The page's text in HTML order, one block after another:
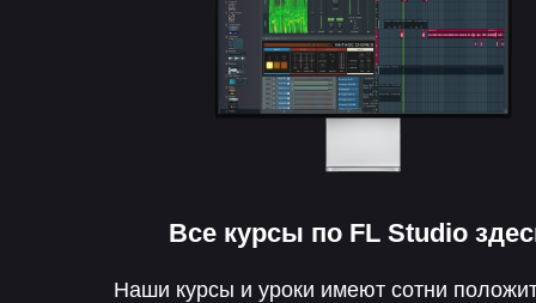
Наши курсы и уроки имеют сотни
Все курсы по FL Studio